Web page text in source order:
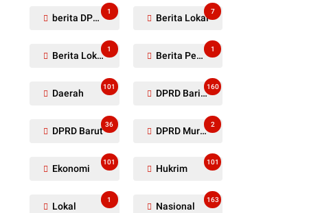
berita DPRD Murung Raya
1
Berita Lokal
7
Berita Lokal Kabupaten Barito Utara
1
Berita Pemkab Murung Raya
1
Daerah
101
DPRD Barito Utara
160
DPRD Barut
36
DPRD Murung Raya
2
Ekonomi
101
Hukrim
101
Lokal
1
Nasional
163